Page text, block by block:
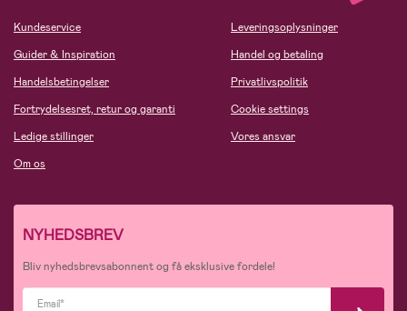
Kundeservice
Guider & Inspiration
Handelsbetingelser
Fortrydelsesret, retur og garanti
Ledige stillinger
Om os
Leveringsoplysninger
Handel og betaling
Privatlivspolitik
Cookie settings
Vores ansvar
NYHEDSBREV
Bliv nyhedsbrevsabonnent og få eksklusive fordele!
Email*